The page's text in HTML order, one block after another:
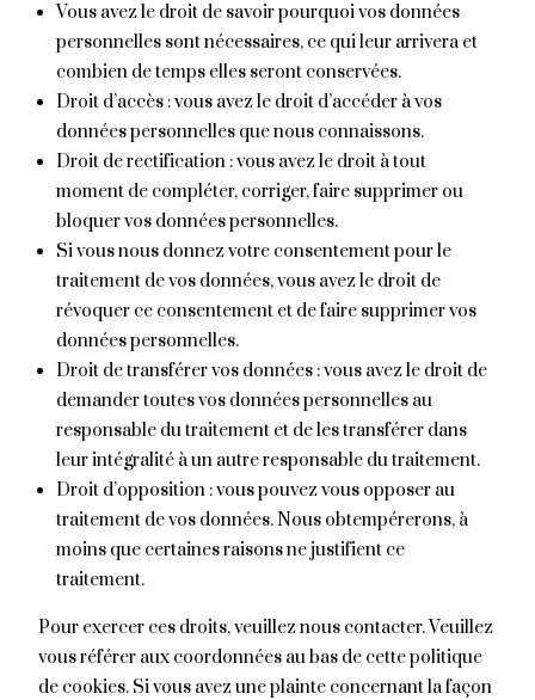
Vous avez le droit de savoir pourquoi vos données
personnelles sont nécessaires, ce qui leur arrivera et
combien de temps elles seront conservées.
Droit d’accès : vous avez le droit d’accéder à vos
données personnelles que nous connaissons.
Droit de rectification : vous avez le droit à tout
moment de compléter, corriger, faire supprimer ou
bloquer vos données personnelles.
Si vous nous donnez votre consentement pour le
traitement de vos données, vous avez le droit de
révoquer ce consentement et de faire supprimer vos
données personnelles.
Droit de transférer vos données : vous avez le droit de
demander toutes vos données personnelles au
responsable du traitement et de les transférer dans
leur intégralité à un autre responsable du traitement.
Droit d’opposition : vous pouvez vous opposer au
traitement de vos données. Nous obtempérerons, à
moins que certaines raisons ne justifient ce
traitement.
Pour exercer ces droits, veuillez nous contacter. Veuillez
vous référer aux coordonnées au bas de cette politique
de cookies. Si vous avez une plainte concernant la façon